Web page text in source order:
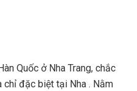
Quốc ở Nha Trang, chắc
chỉ đặc biệt tại Nha . Nằm